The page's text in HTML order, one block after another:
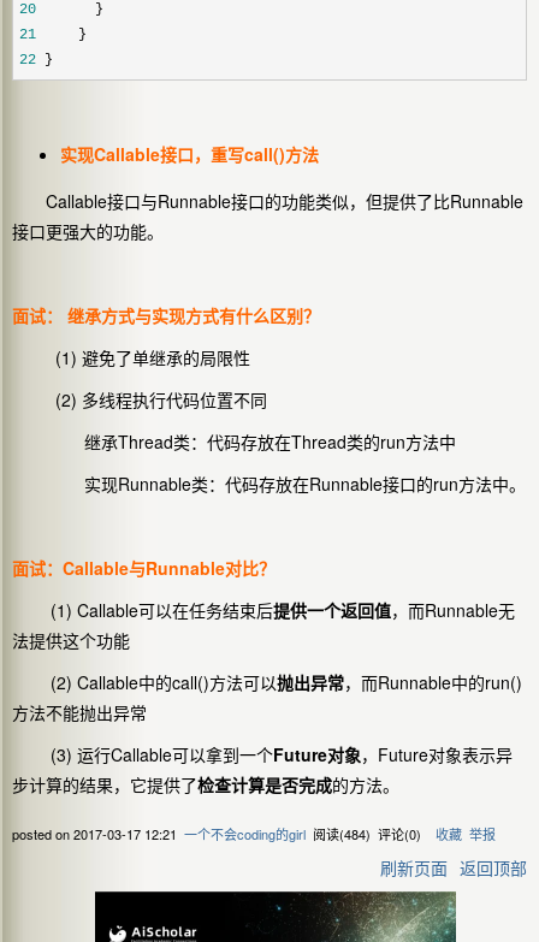
20
21
22 }
实现Callable接口，重写call()方法
Callable接口与Runnable接口的功能类似，但提供了比Runnable
接口更强大的功能。
面试：
继承方式与实现方式有什么区别？
(1) 避免了单继承的局限性
(2) 多线程执行代码位置不同
继承Thread类：代码存放在Thread类的run方法中
实现Runnable类：代码存放在Runnable接口的run方法中。
面试：Callable与Runnable对比？
(1) Callable可以在任务结束后提供一个返回值，而Runnable无
法提供这个功能
(2) Callable中的call()方法可以抛出异常，而Runnable中的run()
方法不能抛出异常
(3) 运行Callable可以拿到一个Future对象，Future对象表示异
步计算的结果，它提供了检查计算是否完成的方法。
posted on2017-03-17 12:21 一个不会coding的girl 阅读(484) 评论(0) 收藏 举报
刷新页面 返回顶部